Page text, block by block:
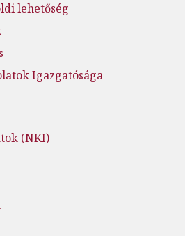
lehetőség
Igazgatósága
(NKI)